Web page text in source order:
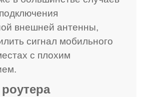
внешней антенны,
сигнал мобильного
с плохим